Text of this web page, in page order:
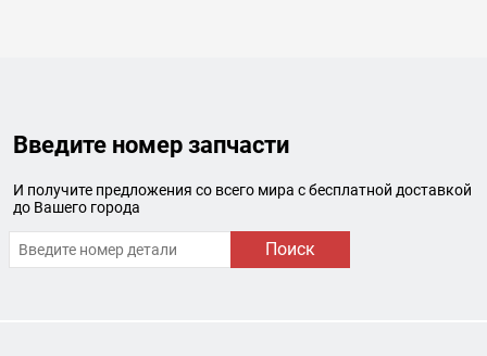
Введите номер запчасти
И получите предложения со всего мира с бесплатной доставкой
до Вашего города
Поиск